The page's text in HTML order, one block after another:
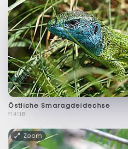
Östliche Smaragdeidechse
f14118
Zoom